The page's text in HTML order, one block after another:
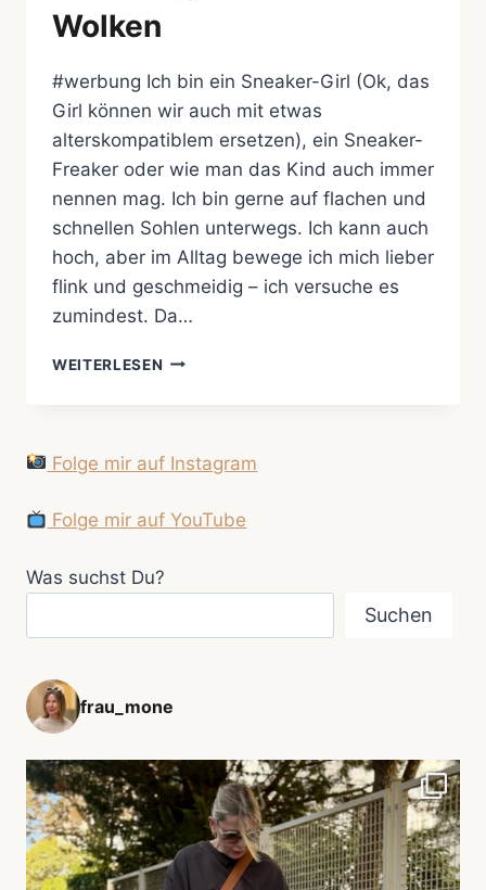
Wolken
#werbung Ich bin ein Sneaker-Girl (Ok, das
Girl können wir auch mit etwas
alterskompatiblem ersetzen), ein Sneaker-
Freaker oder wie man das Kind auch immer
nennen mag. Ich bin gerne auf flachen und
schnellen Sohlen unterwegs. Ich kann auch
hoch, aber im Alltag bewege ich mich lieber
flink und geschmeidig – ich versuche es
zumindest. Da…
WEITERLESEN UNTERWEGS
Folge mir auf Instagram
Folge mir auf YouTube
Was suchst Du?
Suchen
frau_mone